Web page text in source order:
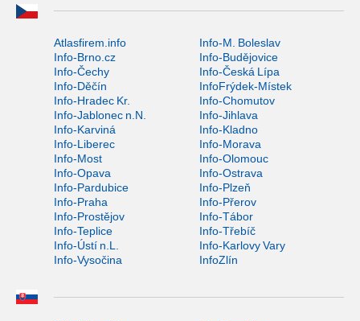
Atlasfirem.info
Info-M. Boleslav
Info-Brno.cz
Info-Budějovice
Info-Čechy
Info-Česká Lípa
Info-Děčín
InfoFrýdek-Místek
Info-Hradec Kr.
Info-Chomutov
Info-Jablonec n.N.
Info-Jihlava
Info-Karviná
Info-Kladno
Info-Liberec
Info-Morava
Info-Most
Info-Olomouc
Info-Opava
Info-Ostrava
Info-Pardubice
Info-Plzeň
Info-Praha
Info-Přerov
Info-Prostějov
Info-Tábor
Info-Teplice
Info-Třebíč
Info-Ústí n.L.
Info-Karlovy Vary
Info-Vysočina
InfoZlín